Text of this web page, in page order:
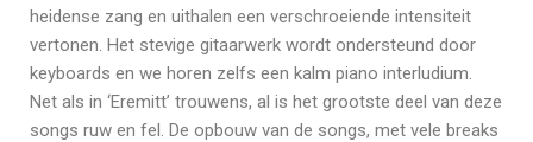
heidense zang en uithalen een verschroeiende intensiteit
vertonen. Het stevige gitaarwerk wordt ondersteund door
keyboards en we horen zelfs een kalm piano interludium.
Net als in ‘Eremitt’ trouwens, al is het grootste deel van deze
songs ruw en fel. De opbouw van de songs, met vele breaks